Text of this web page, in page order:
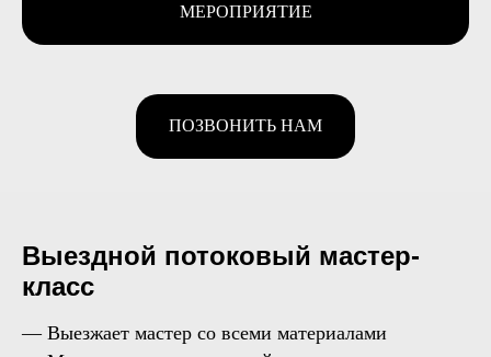
МЕРОПРИЯТИЕ
ПОЗВОНИТЬ НАМ
Выездной потоковый мастер-
класс
— Выезжает мастер со всеми материалами